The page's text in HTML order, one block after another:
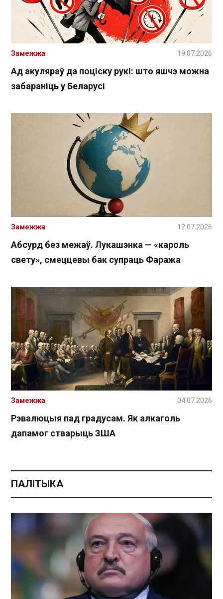
Ад акуляраў да поціску рукі: што яшчэ можна
забараніць у Беларусі
Замежжа 19.07.2026
Абсурд без межаў. Лукашэнка — «кароль
свету», смеццевы бак супраць Фаража
Замежжа 12.07.2026
Рэвалюцыя пад градусам. Як алкаголь
дапамог стварыць ЗША
Замежжа 04.07.2026
ПАЛІТЫКА